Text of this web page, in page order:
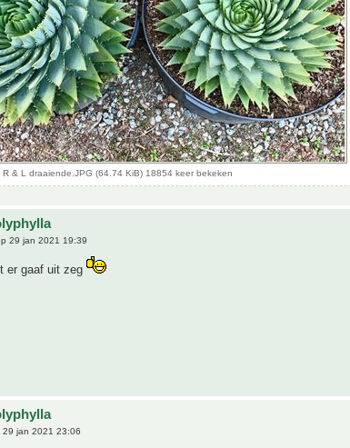
R & L draaiende.JPG (64.74 KiB) 18854 keer bekeken
29 jan 2021 19:39
er gaaf uit zeg
29 jan 2021 23:06